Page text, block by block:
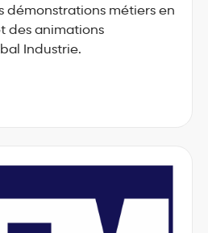
démonstrations métiers en
des animations
Industrie.